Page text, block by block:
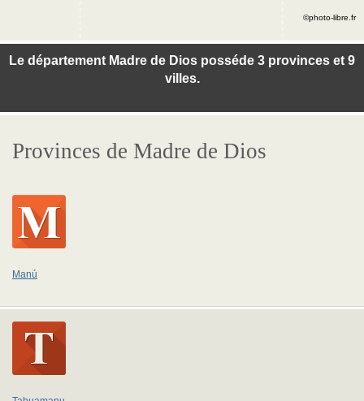
Le département Madre de Dios posséde 3 provinces et 9
villes.
©photo-libre.fr
Provinces de Madre de Dios
Manú